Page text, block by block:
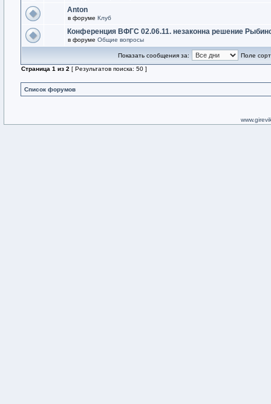
Anton
в форуме Клуб
Конференция ВФГС 02.06.11. незаконна решение
в форуме Общие вопросы
Показать сообщения за:
Поле
Страница 1 из 2 [ Результатов поиска: 50 ]
Список форумов